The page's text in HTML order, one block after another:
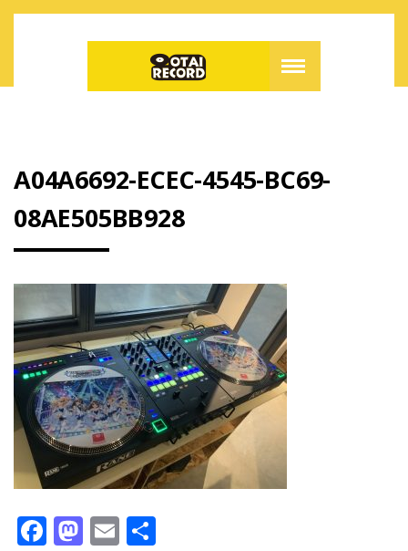
A04A6692-ECEC-4545-BC69-
08AE505BB928
F M E